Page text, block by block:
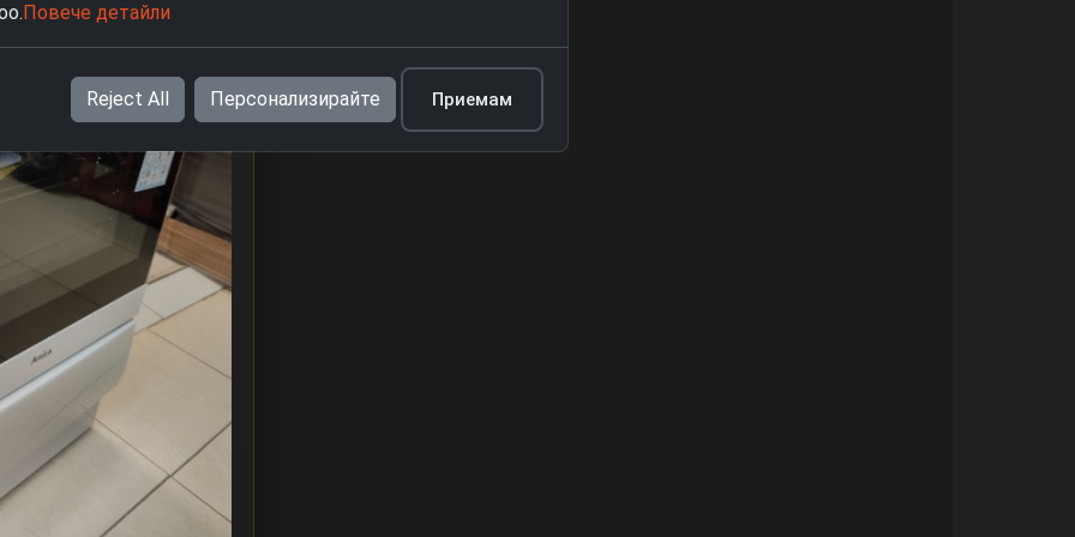
Повече детайли
Reject All Персонализирайте Приемам